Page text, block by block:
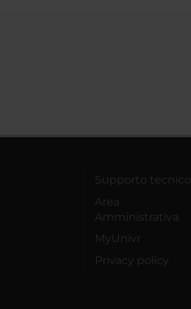
Supporto tecnico
Area
Amministrativa
MyUnivr
Privacy policy